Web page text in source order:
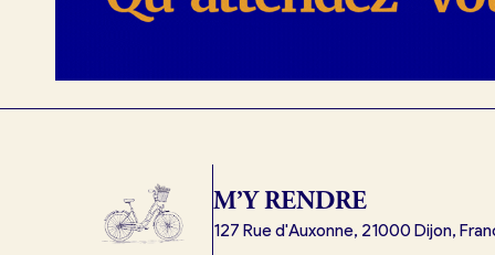
M’Y RENDRE
127 Rue d'Auxonne, 21000 Dijon,